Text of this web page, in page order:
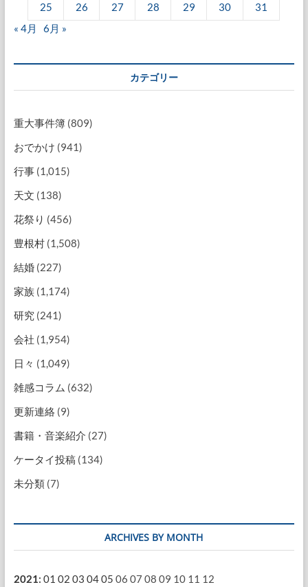
25 26 27 28 29 30
31
« 4月
6月 »
カテゴリー
重大事件簿(809)
おでかけ (941)
行事(1,015)
天文 (138)
花祭り (456)
豊根村(1,508)
結婚(227)
家族(1,174)
研究(241)
会社 (1,954)
日々 (1,049)
雑感コラム (632)
更新連絡(9)
書籍・音楽紹介 (27)
ケータイ投稿(134)
未分類(7)
ARCHIVES BY MONTH
2021: 01 02 03 0405 06 07 08 09 10 11 12